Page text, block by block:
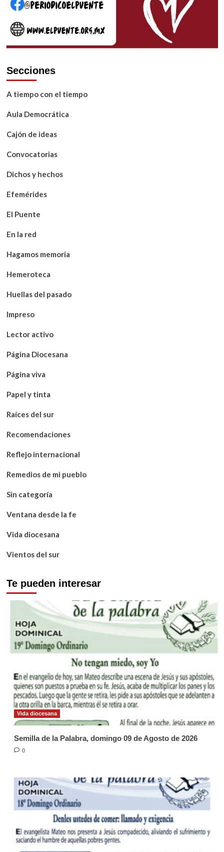
Secciones
A tiempo con el tiempo
Aula Democrática
Cajón de ideas
Convocatorias
Dichos y hechos
Efemérides
El Puente
En la red
Hagamos memoria
Hemeroteca
Huellas del pasado
Impreso
Lector activo
Página Diocesana
Página viva
Papel y tinta
Raíces del sur
Recomendaciones
Reflejo internacional
Remedios de mi pueblo
Sin categoría
Ventana desde la fe
Vida diocesana
Vientos del sur
Te pueden interesar
Vida diocesana
Semilla de la Palabra, domingo 09 de Agosto de 2026
0